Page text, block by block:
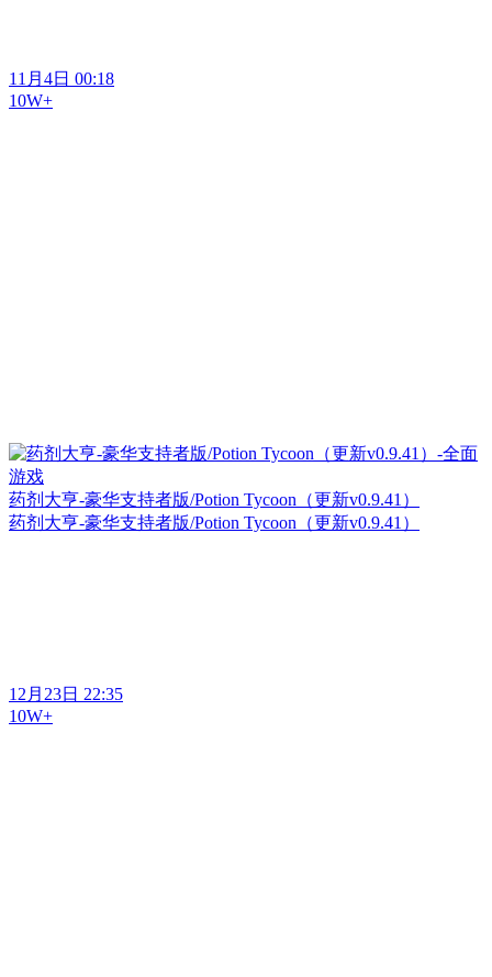
11月4日 00:18
10W+
药剂大亨-豪华支持者版/Potion Tycoon（更新v0.9.41）
药剂大亨-豪华支持者版/Potion Tycoon（更新v0.9.41）
12月23日 22:35
10W+